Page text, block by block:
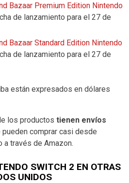
Bazaar Premium Edition Nintendo
de lanzamiento para el 27 de
Bazaar Standard Edition Nintendo
de lanzamiento para el 27 de
están expresados en dólares
los productos tienen envíos
pueden comprar casi desde
a través de Amazon.
SWITCH 2 EN OTRAS
UNIDOS